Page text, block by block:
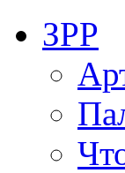
ЗРР